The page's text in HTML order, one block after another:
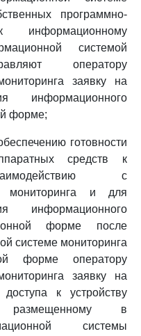
программно-
системой
оператору
заявку на
информационного
форме;
готовности
средств к
с
мониторинга и для
информационного
форме после
системе мониторинга
форме оператору
заявку на
доступа к устройству
размещенному в
системы